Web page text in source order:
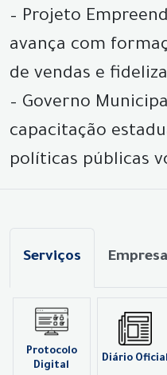
– Projeto
avança com
de vendas e
– Governo
capacitação
políticas públicas
Serviços
Protocolo
Digital
Diário Oficial